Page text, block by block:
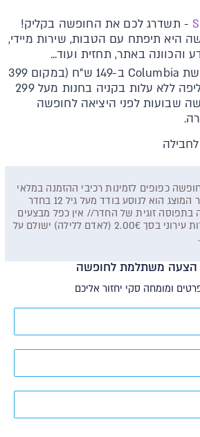
- תשדרג לכם את החופשה בקליק!
היא תיפתח עם הטבות, שירות מיידי,
והכוונה באתר, תחזית ועוד...
ברשת Columbia ב-149 ש"ח (במקום 399
ש"ח) או השכרת חליפה ללא עלות בקניה בחנות מעל 299
שבועות לפני היציאה לחופשה
כפופים לזמינות רכיבי ההזמנה במלאי
ספקי השירותים// המחיר המוצג הוא לנוסע בודד מעל גיל 12 בחדר
בתפוסה זוגית של החדר// אין כפל מבצעים
והנחות// ט.ל.ח. מס תיירות עירוני בסך 2.00€ (לאדם ללילה) ישולם על
הצעה משתלמת לחופשה
ומומחה סקי יחזור אליכם